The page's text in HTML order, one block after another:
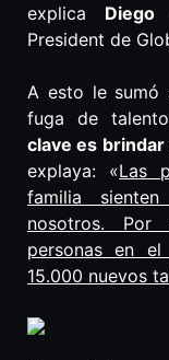
explica Diego
President de
A esto le sumó
fuga de
clave es
explaya: «Las
familia
nosotros. Por
personas en
15.000 nuevos